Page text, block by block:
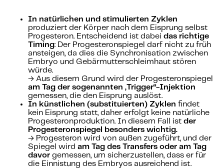
In natürlichen und stimulierten Zyklen
produziert der Körper nach dem Eisprung selbst
Progesteron. Entscheidend ist dabei das richtige
Timing: Der Progesteronspiegel darf nicht zu früh
ansteigen, da dies die Synchronisation zwischen
Embryo und Gebärmutterschleimhaut stören
würde.
→ Aus diesem Grund wird der Progesteronspiegel
am Tag der sogenannten „Trigger“-Injektion
gemessen, die den Eisprung auslöst.
In künstlichen (substituierten) Zyklen findet
kein Eisprung statt, daher erfolgt keine natürliche
Progesteronproduktion. In diesem Fall ist der
Progesteronspiegel besonders wichtig.
→ Progesteron wird von außen zugeführt, und der
Spiegel wird am Tag des Transfers oder am Tag
davor gemessen, um sicherzustellen, dass er für
die Einnistung des Embryos ausreichend ist.